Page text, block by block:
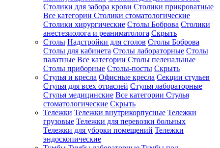
Столики для забора крови Столики прикроватные
Все категории Столики стоматологические
Столики хирургические Столы Боброва Столики
анестезиолога и реаниматолога Скрыть
Столы Надстройки для столов Столы Боброва
Столы для кабинета Столы лабораторные Столы
палатные Все категории Столы пеленальные
Столы приборные Столы-посты Скрыть
Стулья и кресла Офисные кресла Секции стульев
Стулья для всех отраслей Стулья лабораторные
Стулья медицинские Все категории Стулья
стоматологические Скрыть
Тележки Тележки внутрикорпусные Тележки
грузовые Тележки для перевозки больных
Тележки для уборки помещений Тележки
эндоскопические